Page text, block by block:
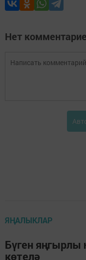
Нет
ЯҢАЛЫКЛАР
Бүген
көтелә